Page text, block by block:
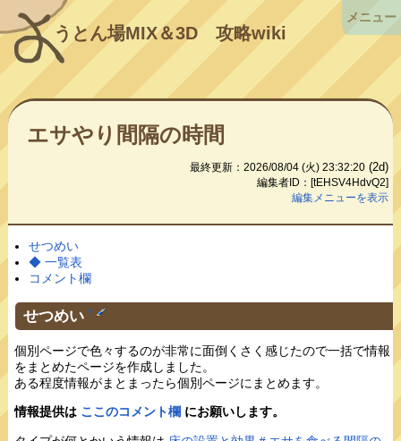
うとん場MIX＆3D攻略wiki
エサやり間隔の時間
最終更新：2026/08/04 (火) 23:32:20 (2d)
編集者ID：[tEHSV4HdvQ2]
編集メニューを表示
せつめい
◆ 一覧表
コメント欄
せつめい †
個別ページで色々するのが非常に面倒くさく感じたので一括で情報
をまとめたページを作成しました。
ある程度情報がまとまったら個別ページにまとめます。
情報提供は ここのコメント欄 にお願いします。
メニュー